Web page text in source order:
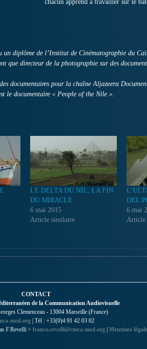
chacun apprend à travailler sur le
un diplôme de l’Institut de Cinématographie du
que directeur de la photographie sur des
documentaires pour la chaîne Aljazeera
le documentaire « People of the Nile ».
LE DELTA DU NIL, LA FIN
DU MIRACLE
6 mai 2015
Article similaire
DEL
6 mai
Article
CONTACT
de la Communication Audiovisuelle
Clemenceau - 13004 Marseille (France)
med.org | Tél : +33(0)4 91 42 03 02
F.Revelli > franco.revelli@cmca-med.org | Mentions